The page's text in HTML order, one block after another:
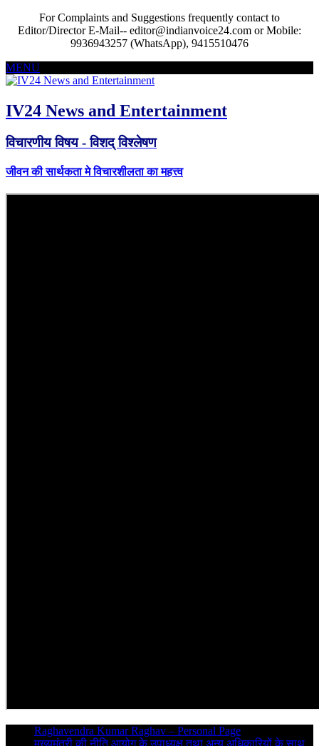
For Complaints and Suggestions frequently contact to
Editor/Director E-Mail-- editor@indianvoice24.com or Mobile:
9936943257 (WhatsApp), 9415510476
MENU
IV24 News and Entertainment
विचारणीय विषय - विशद् विश्लेषण
जीवन की सार्थकता मे विचारशीलता का महत्त्व
Raghavendra Kumar Raghav – Personal Page